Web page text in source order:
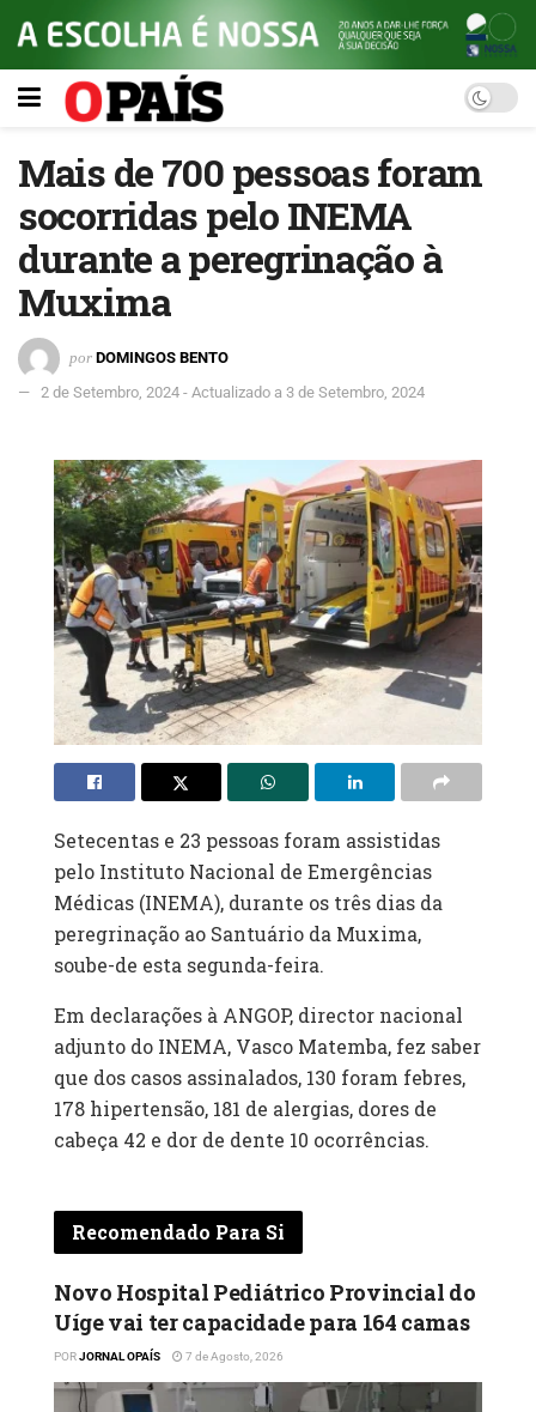
Mais de 700 pessoas foram
socorridas pelo INEMA
durante a peregrinação à
Muxima
por DOMINGOS BENTO
2 de Setembro, 2024 - Actualizado a 3 de Setembro, 2024
Setecentas e 23 pessoas foram assistidas
pelo Instituto Nacional de Emergências
Médicas (INEMA), durante os três dias da
peregrinação ao Santuário da Muxima,
soube-de esta segunda-feira.
Em declarações à ANGOP, director nacional
adjunto do INEMA, Vasco Matemba, fez saber
que dos casos assinalados, 130 foram febres,
178 hipertensão, 181 de alergias, dores de
cabeça 42 e dor de dente 10 ocorrências.
Recomendado Para Si
Novo Hospital Pediátrico Provincial do
Uíge vai ter capacidade para 164 camas
PORJORNAL OPAÍS 7 de Agosto, 2026